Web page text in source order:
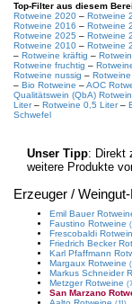
Top-Filter aus diesem
Rotweine 2020 – Rotweine
Rotweine 2016 – Rotweine
Rotweine 2025 – Rotweine
Rotweine 2010 – Rotweine
– Rotweine kräftig –
Rotweine fruchtig –
Rotweine nussig –
– Bio Rotweine –AOC
Qualitätswein (QbA)
Liter– Rotweine 0,5 Liter–
Schwefel
Unser Tipp: Direkt
weitere Produkte
Erzeuger / Weingut
Emil Bauer
Faustino Rotweine
Frescobaldi
Friedrich Becker
Karl Pfaffmann
Margaux Rotweine
Markus Schneider
MetzgerRotweine
San Marzano